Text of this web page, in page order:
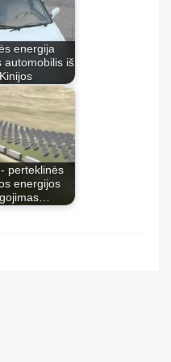
energija
automobilis iš
Kinijos
perteklinės
energijos